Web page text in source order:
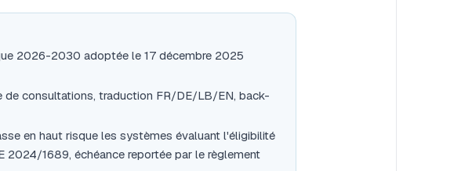
2026-2030 adoptée le 17 décembre 2025
de consultations, traduction FR/DE/LB/EN, back-
en haut risque les systèmes évaluant l'éligibilité
2024/1689, échéance reportée par le règlement